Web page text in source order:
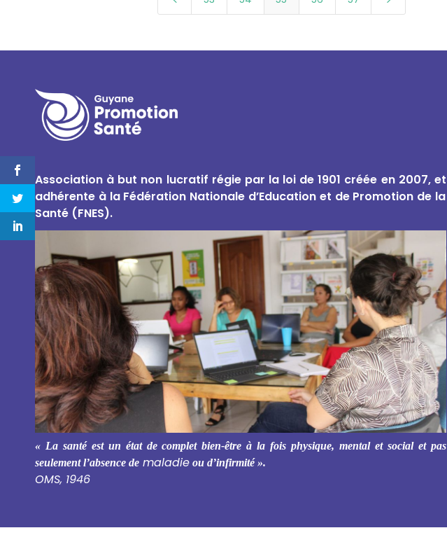
Association à but non lucratif régie par la loi de 1901 créée en 2007, et
adhérente à la Fédération Nationale d’Education et de Promotion de la
Santé (FNES).
« La santé est un état de complet bien-être à la fois physique, mental et social et pas
seulement l’absence de maladie ou d’infirmité ».
OMS, 1946